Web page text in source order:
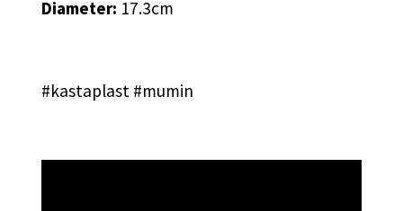
Diameter: 17.3cm
#kastaplast #mumin